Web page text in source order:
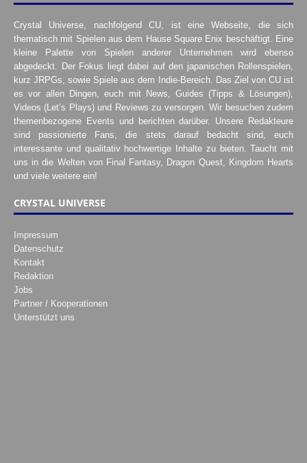
Crystal Universe, nachfolgend CU, ist eine Webseite, die sich
thematisch mit Spielen aus dem Hause Square Enix beschäftigt. Eine
kleine Palette von Spielen anderer Unternehmen wird ebenso
abgedeckt. Der Fokus liegt dabei auf den japanischen Rollenspielen,
kurz JRPGs, sowie Spiele aus dem Indie-Bereich. Das Ziel von CU ist
es vor allen Dingen, euch mit News, Guides (Tipps & Lösungen),
Videos (Let’s Plays) und Reviews zu versorgen. Wir besuchen zudem
themenbezogene Events und berichten darüber. Unsere Redakteure
sind passionierte Fans, die stets darauf bedacht sind, euch
interessante und qualitativ hochwertige Inhalte zu bieten. Taucht mit
uns in die Welten von Final Fantasy, Dragon Quest, Kingdom Hearts
und viele weitere ein!
CRYSTAL UNIVERSE
Impressum
Datenschutz
Kontakt
Redaktion
Jobs
Partner / Kooperationen
Unterstützt uns